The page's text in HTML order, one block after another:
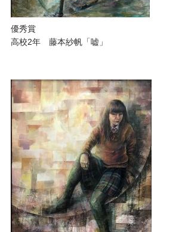
優秀賞
高校2年 藤本紗帆「嘘」